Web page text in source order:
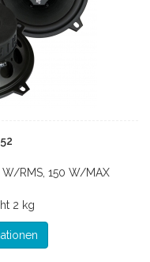
RMS, 150 W/MAX
2 kg